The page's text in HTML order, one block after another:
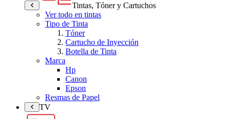
Tintas, Tóner y Cartuchos
Ver todo en tintas
Tipo de Tinta
Tóner
Cartucho de Inyección
Botella de Tinta
Marca
Hp
Canon
Epson
Resmas de Papel
TV